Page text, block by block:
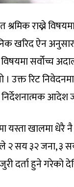
श्रमिक राख्ने
खरिद ऐन
सर्वोच्च
। उक्त रिट
आदेश
यस्ता खालमा
२ सय ३२ जना, ३
दर्ता हुने गरेको